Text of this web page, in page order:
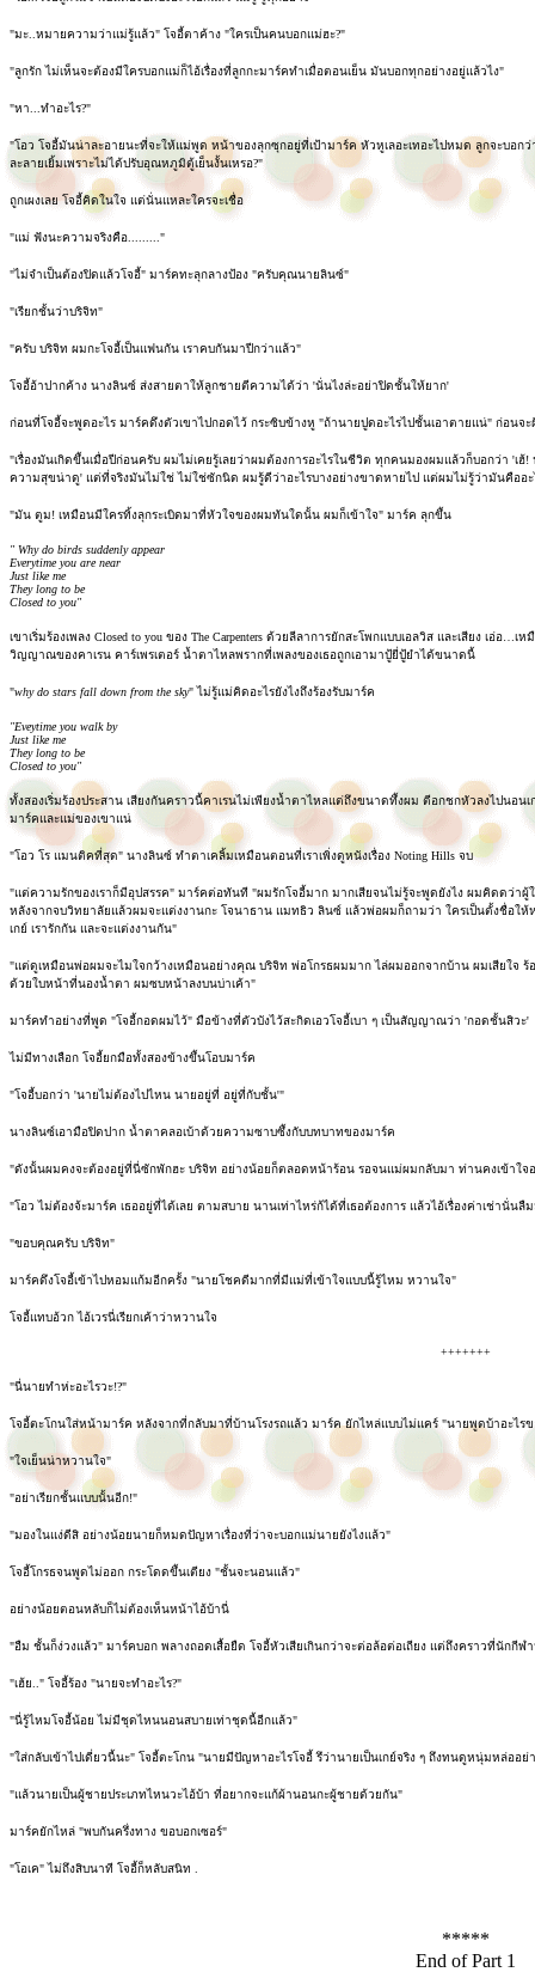
"มะ..หมายความว่าแม่รู้แล้ว" โจอี้ตาค้าง "ใครเป็นคนบอกแม่ฮะ?"
"ลูกรัก ไม่เห็นจะต้องมีใครบอกแม่ก็ไอ้เรื่องที่ลูกกะมาร์คทำเมื่อตอนเย็น มันบอกทุกอย่างอยู่แล้วไง"
"หา...ทำอะไร?"
"โอว โจอี้มันน่าละอายนะที่จะให้แม่พูด หน้าของลุกซุกอยู่ที่เป้ามาร์ค หัวหูเลอะเทอะไปหมด ลูกจะบอ
ละลายเยิ้มเพราะไม่ได้ปรับอุณหภูมิตู้เย็นงั้นเหรอ?"
ถูกเผงเลย โจอี้คิดในใจ แต่นั่นแหละใครจะเชื่อ
"แม่ ฟังนะความจริงคือ........."
"ไม่จำเป็นต้องปิดแล้วโจอี้" มาร์คทะลุกลางป้อง "ครับคุณนายลินซ์"
"เรียกชั้นว่าบริจิท"
"ครับ บริจิท ผมกะโจอี้เป็นแฟนกัน เราคบกันมาปีกว่าแล้ว"
โจอี้อ้าปากค้าง นางลินซ์ ส่งสายตาให้ลูกชายตีความได้ว่า 'นั่นไงล่ะอย่าปิดชั้นให้ยาก'
ก่อนที่โจอี้จะพูดอะไร มาร์คดึงตัวเขาไปกอดไว้ กระซิบข้างหู "ถ้านายปูดอะไรไปชั้นเอาตายแน่" ก่อนจ
"เรื่องมันเกิดขึ้นเมื่อปีก่อนครับ ผมไม่เคยรู้เลยว่าผมต้องการอะไรในชีวิต ทุกคนมองผมแล้วก็บอกว่า 'เ
ความสุขน่าดู' แต่ที่จริงมันไม่ใช่ ไม่ใช่ซักนิด ผมรู้ดีว่าอะไรบางอย่างขาดหายไป แต่ผมไม่รู้ว่ามันคืออะ
"มัน ตูม! เหมือนมีใครทิ้งลุกระเบิดมาที่หัวใจของผมทันใดนั้น ผมก็เข้าใจ" มาร์ค ลุกขึ้น
" Why do birds suddenly appear
Everytime you are near
Just like me
They long to be
Closed to you"
เขาเริ่มร้องเพลง Closed to you ของ The Carpenters ด้วยลีลาการยักสะโพกแบบเอลวิส และเสียง เอ่อ
วิญญาณของคาเรน คาร์เพรเตอร์ น้ำตาไหลพรากที่เพลงของเธอถูกเอามาปู้ยี่ปู้ยำได้ขนาดนี้
"why do stars fall down from the sky" ไม่รู้แม่คิดอะไรยังไงถึงร้องรับมาร์ค
"Eveytime you walk by
Just like me
They long to be
Closed to you"
ทั้งสองเริ่มร้องประสาน เสียงกันคราวนี้คาเรนไม่เพียงน้ำตาไหลแต่ถึงขนาดทึ้งผม ตีอกชกหัวลงไปน
มาร์คและแม่ของเขาแน่
"โอว โร แมนติคที่สุด" นางลินซ์ ทำตาเคลิ้มเหมือนตอนที่เราเพิ่งดูหนังเรื่อง Noting Hills จบ
"แต่ความรักของเราก็มีอุปสรรค" มาร์คต่อทันที "ผมรักโจอี้มาก มากเสียจนไม่รู้จะพูดยังไง ผมคิดดว่
หลังจากจบวิทยาลัยแล้วผมจะแต่งงานกะ โจนาธาน แมทธิว ลินซ์ แล้วพ่อผมก็ถามว่า ใครเป็นตั้งชื่อใ
เกย์ เรารักกัน และจะแต่งงานกัน"
"แต่ดูเหมือนพ่อผมจะไมใจกว้างเหมือนอย่างคุณ บริจิท พ่อโกรธผมมาก ไล่ผมออกจากบ้าน ผมเสียใจ
ด้วยใบหน้าที่นองน้ำตา ผมซบหน้าลงบนบ่าเค้า"
มาร์คทำอย่างที่พูด "โจอี้กอดผมไว้" มือข้างที่ตัวบังไว้สะกิดเอวโจอี้เบา ๆ เป็นสัญญาณว่า 'กอดชั้นสิวะ'
ไม่มีทางเลือก โจอี้ยกมือทั้งสองข้างขึ้นโอบมาร์ค
"โจอี้บอกว่า 'นายไม่ต้องไปไหน นายอยู่ที่ อยู่ที่กับชั้น'"
นางลินซ์เอามือปิดปาก น้ำตาคลอเบ้าด้วยความซาบซึ้งกับบทบาทของมาร์ค
"ดังนั้นผมคงจะต้องอยู่ที่นี่ซักพักฮะ บริจิท อย่างน้อยก็ตลอดหน้าร้อน รอจนแม่ผมกลับมา ท่านคงเข้าใจ
"โอว ไม่ต้องจ้ะมาร์ค เธออยู่ที่ได้เลย ตามสบาย นานเท่าไหร่ก้ได้ที่เธอต้องการ แล้วไอ้เรื่องค่าเช่านั่
"ขอบคุณครับ บริจิท"
มาร์คดึงโจอี้เข้าไปหอมแก้มอีกครั้ง "นายโชคดีมากที่มีแม่ที่เข้าใจแบบนี้รู้ไหม หวานใจ"
โจอี้แทบอ้วก ไอ้เวรนี่เรียกเค้าว่าหวานใจ
+++++++
"นี่นายทำห่ะอะไรวะ!?"
โจอี้ตะโกนใส่หน้ามาร์ค หลังจากที่กลับมาที่บ้านโรงรถแล้ว มาร์ค ยักไหล่แบบไม่แคร์ "นายพูดบ้าอะไร
"ใจเย็นน่าหวานใจ"
"อย่าเรียกชั้นแบบนั้นอีก!"
"มองในแง่ดีสิ อย่างน้อยนายก็หมดปัญหาเรื่องที่ว่าจะบอกแม่นายยังไงแล้ว"
โจอี้โกรธจนพูดไม่ออก กระโดดขึ้นเตียง "ชั้นจะนอนแล้ว"
อย่างน้อยตอนหลับก็ไม่ต้องเห็นหน้าไอ้บ้านี่
"อืม ชั้นก็ง่วงแล้ว" มาร์คบอก พลางถอดเสื้อยืด โจอี้หัวเสียเกินกว่าจะต่อล้อต่อเถียง แต่ถึงคราวที่นักกีฬ
"เฮ้ย.." โจอี้ร้อง "นายจะทำอะไร?"
"นี่รู้ไหมโจอี้น้อย ไม่มีชุดไหนนอนสบายเท่าชุดนี้อีกแล้ว"
"ใส่กลับเข้าไปเดี่ยวนี้นะ" โจอี้ตะโกน "นายมีปัญหาอะไรโจอี้ รึว่านายเป็นเกย์จริง ๆ ถึงทนดูหนุ่มหล่ออย่
"แล้วนายเป็นผู้ชายประเภทไหนวะไอ้บ้า ที่อยากจะแก้ผ้านอนกะผู้ชายด้วยกัน"
มาร์คยักไหล่ "พบกันครึ่งทาง ขอบอกเซอร์"
"โอเค" ไม่ถึงสิบนาที โจอี้ก็หลับสนิท .
*****
End of Part 1